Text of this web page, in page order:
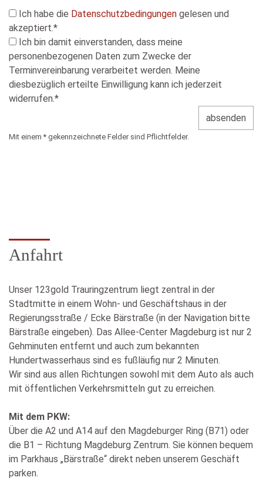
Ich habe die Datenschutzbedingungen gelesen und
akzeptiert.*
Ich bin damit einverstanden, dass meine
personenbezogenen Daten zum Zwecke der
Terminvereinbarung verarbeitet werden. Meine
diesbezüglich erteilte Einwilligung kann ich jederzeit
widerrufen.*
absenden
Mit einem * gekennzeichnete Felder sind Pflichtfelder.
Anfahrt
Unser 123gold Trauringzentrum liegt zentral in der
Stadtmitte in einem Wohn- und Geschäftshaus in der
Regierungsstraße / Ecke Bärstraße (in der Navigation bitte
Bärstraße eingeben). Das Allee-Center Magdeburg ist nur 2
Gehminuten entfernt und auch zum bekannten
Hundertwasserhaus sind es fußläufig nur 2 Minuten.
Wir sind aus allen Richtungen sowohl mit dem Auto als auch
mit öffentlichen Verkehrsmitteln gut zu erreichen.
Mit dem PKW:
Über die A2 und A14 auf den Magdeburger Ring (B71) oder
die B1 – Richtung Magdeburg Zentrum. Sie können bequem
im Parkhaus „Bärstraße“ direkt neben unserem Geschäft
parken.